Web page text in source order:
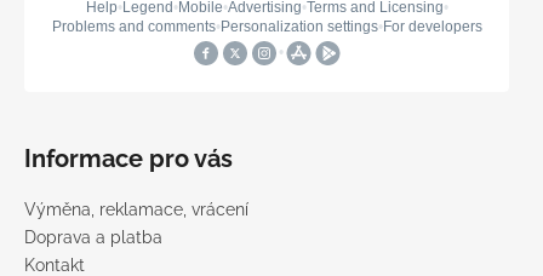
Informace pro vás
Výměna, reklamace, vrácení
Doprava a platba
Kontakt